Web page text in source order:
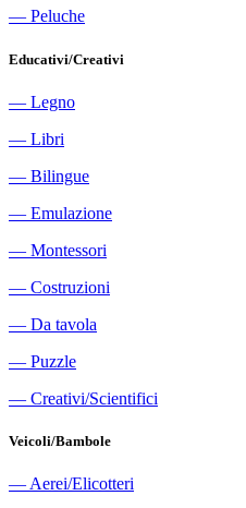
― Peluche
Educativi/Creativi
― Legno
― Libri
― Bilingue
― Emulazione
― Montessori
― Costruzioni
― Da tavola
― Puzzle
― Creativi/Scientifici
Veicoli/Bambole
― Aerei/Elicotteri